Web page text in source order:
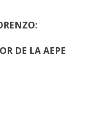
DE LA AEPE